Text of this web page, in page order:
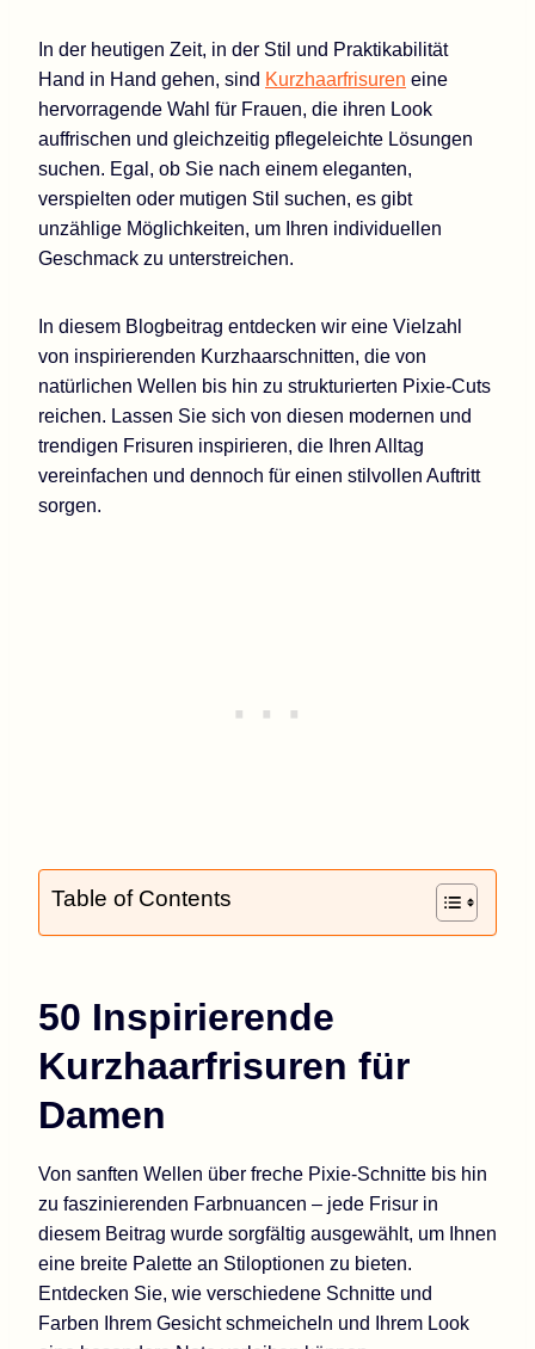
In der heutigen Zeit, in der Stil und Praktikabilität
Hand in Hand gehen, sind Kurzhaarfrisuren eine
hervorragende Wahl für Frauen, die ihren Look
auffrischen und gleichzeitig pflegeleichte Lösungen
suchen. Egal, ob Sie nach einem eleganten,
verspielten oder mutigen Stil suchen, es gibt
unzählige Möglichkeiten, um Ihren individuellen
Geschmack zu unterstreichen.
In diesem Blogbeitrag entdecken wir eine Vielzahl
von inspirierenden Kurzhaarschnitten, die von
natürlichen Wellen bis hin zu strukturierten Pixie-Cuts
reichen. Lassen Sie sich von diesen modernen und
trendigen Frisuren inspirieren, die Ihren Alltag
vereinfachen und dennoch für einen stilvollen Auftritt
sorgen.
Table of Contents
50 Inspirierende
Kurzhaarfrisuren für
Damen
Von sanften Wellen über freche Pixie-Schnitte bis hin
zu faszinierenden Farbnuancen – jede Frisur in
diesem Beitrag wurde sorgfältig ausgewählt, um Ihnen
eine breite Palette an Stiloptionen zu bieten.
Entdecken Sie, wie verschiedene Schnitte und
Farben Ihrem Gesicht schmeicheln und Ihrem Look